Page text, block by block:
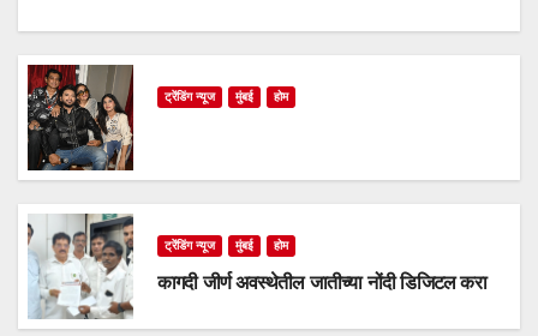
ट्रेंडिंग न्यूज मुंबई होम
ट्रेंडिंग न्यूज मुंबई होम
कागदी जीर्ण अवस्थेतील जातीच्या नोंदी डिजिटल करा